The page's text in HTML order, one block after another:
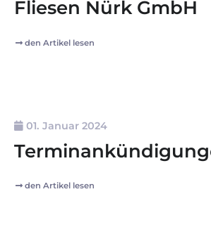
Fliesen Nürk GmbH
den Artikel lesen
01. Januar 2024
den Artikel lesen